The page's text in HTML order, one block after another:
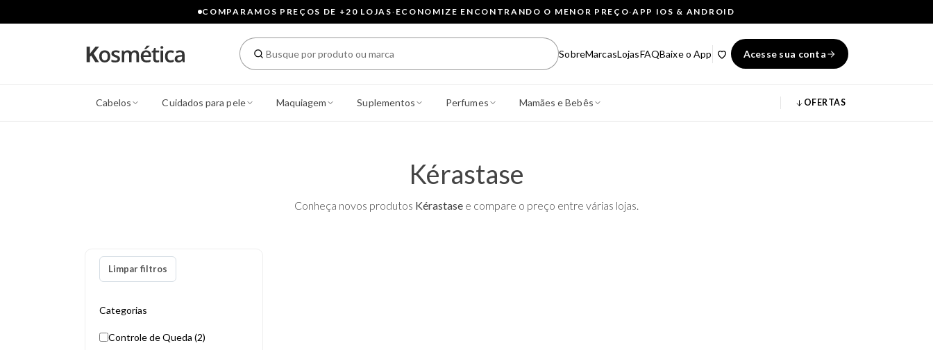
COMPARAMOS PREÇOS DE +20 LOJAS· ECONOMIZE ENCONTRANDO O MENOR PREÇO·APP IOS & ANDROID
SobreMarcasLojasFAQBaixe o App Acesse sua conta
Cabelos Cuidados para pele Maquiagem Suplementos Perfumes Mamães e Bebês OFERTAS
Kérastase
Conheça novos produtos Kérastase e compare o preço entre várias lojas.
Limpar filtros
Categorias
Controle de Queda (2)